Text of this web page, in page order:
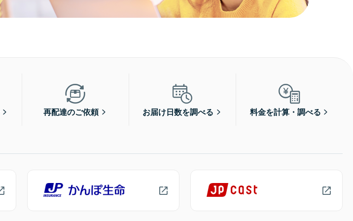
再配達のご依頼 お届け日数を調べる 料金を計算・調べる